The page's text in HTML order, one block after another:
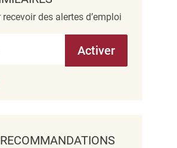
des alertes d’emploi
(obligatoire)
Activer